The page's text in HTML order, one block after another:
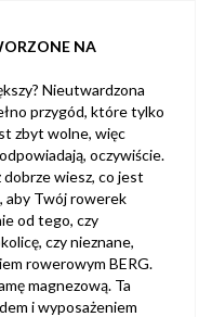
NA
Nieutwardzona
przygód, które tylko
zbyt wolne, więc
oczywiście.
dobrze wiesz, co jest
aby Twój rowerek
od tego, czy
czy nieznane,
rowerowym BERG.
magnezową. Ta
i wyposażeniem